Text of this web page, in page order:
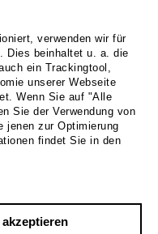
swim!
verwenden wir für
Dies beinhaltet u. a. die
ein Trackingtool,
unserer Webseite
Wenn Sie auf "Alle
Sie der Verwendung von
jenen zur Optimierung
findet Sie in den